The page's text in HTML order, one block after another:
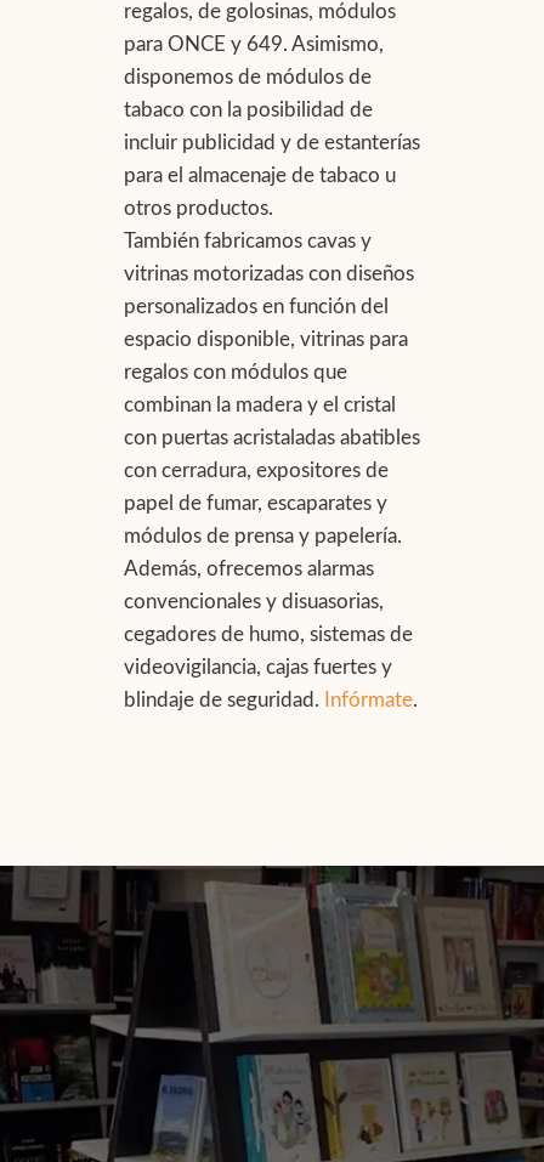
regalos, de golosinas, módulos
para ONCE y 649. Asimismo,
disponemos de módulos de
tabaco con la posibilidad de
incluir publicidad y de estanterías
para el almacenaje de tabaco u
otros productos.
También fabricamos cavas y
vitrinas motorizadas con diseños
personalizados en función del
espacio disponible, vitrinas para
regalos con módulos que
combinan la madera y el cristal
con puertas acristaladas abatibles
con cerradura, expositores de
papel de fumar, escaparates y
módulos de prensa y papelería.
Además, ofrecemos alarmas
convencionales y disuasorias,
cegadores de humo, sistemas de
videovigilancia, cajas fuertes y
blindaje de seguridad.
Infórmate.